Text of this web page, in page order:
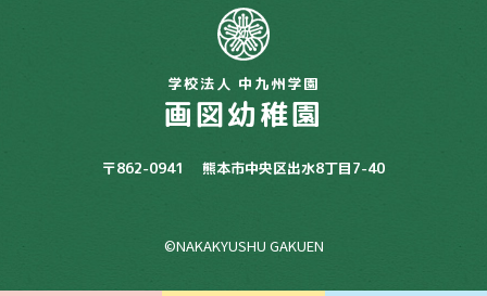
学校法人 中九州学園
画図幼稚園
〒862-0941 熊本市中央区出水8丁目7-40
©NAKAKYUSHU GAKUEN